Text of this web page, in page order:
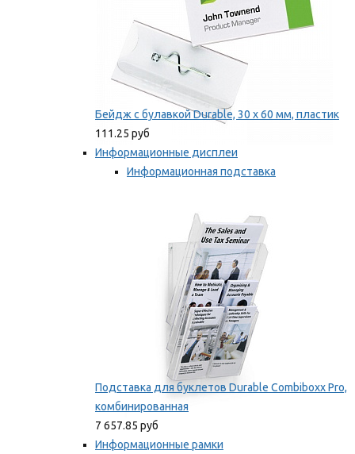
Бейдж с булавкой Durable, 30 х 60 мм, пластик
111.25 руб
Информационные дисплеи
Информационная подставка
Подставка для буклетов Durable Combiboxx Pro,
комбинированная
7 657.85 руб
Информационные рамки